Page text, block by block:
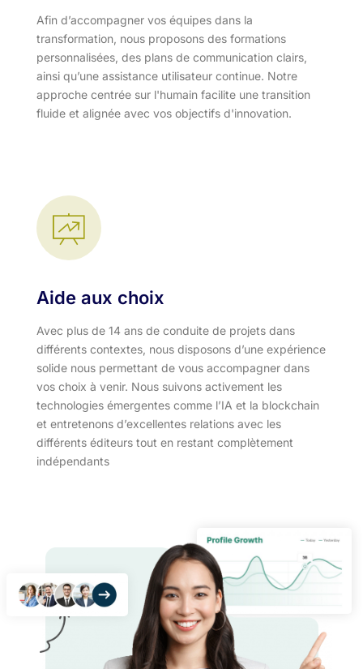
Afin d’accompagner vos équipes dans la
transformation, nous proposons des formations
personnalisées, des plans de communication clairs,
ainsi qu’une assistance utilisateur continue. Notre
approche centrée sur l'humain facilite une transition
fluide et alignée avec vos objectifs d'innovation.​
Aide aux choix
Avec plus de 14 ans de conduite de projets dans
différents contextes, nous disposons d’une expérience
solide nous permettant de vous accompagner dans
vos choix à venir. Nous suivons activement les
technologies émergentes comme l’IA et la blockchain
et entretenons d’excellentes relations avec les
différents éditeurs tout en restant complètement
indépendants